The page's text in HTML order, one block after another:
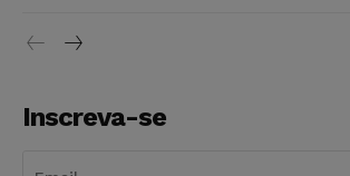
Inscreva-se